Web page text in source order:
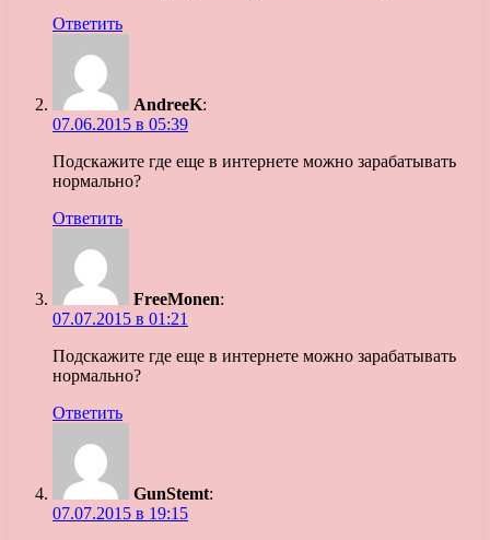
Ответить
AndreeK:
07.06.2015 в 05:39
Подскажите где еще в интернете можно зарабатывать
нормально?
Ответить
FreeMonen:
07.07.2015 в 01:21
Подскажите где еще в интернете можно зарабатывать
нормально?
Ответить
GunStemt:
07.07.2015 в 19:15